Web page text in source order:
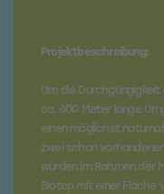
Projektbeschreibung:
Um die
ca. 600 Meter lange
einen möglichst
zwei schon
wurden im Rahmen der
Biotop mit einer Fläche